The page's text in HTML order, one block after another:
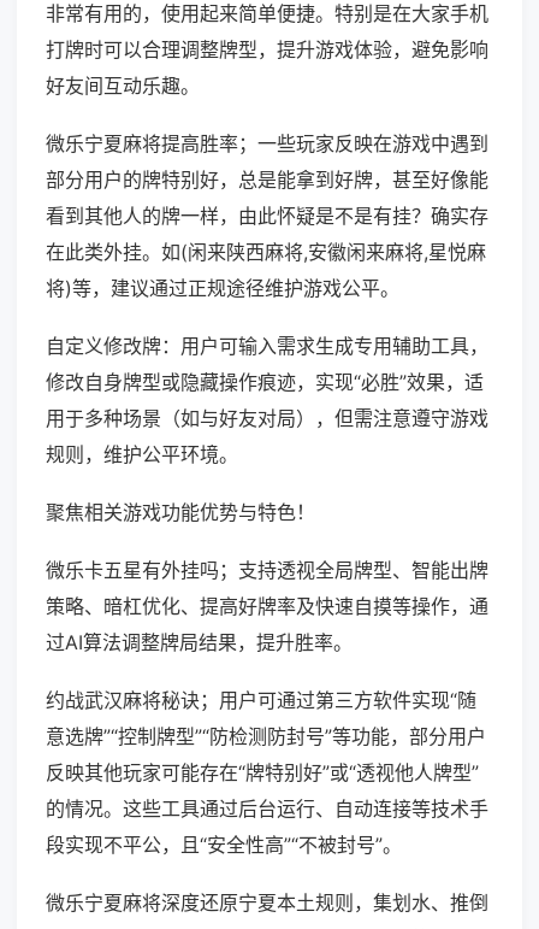
非常有用的，使用起来简单便捷。特别是在大家手机
打牌时可以合理调整牌型，提升游戏体验，避免影响
好友间互动乐趣。
微乐宁夏麻将提高胜率；一些玩家反映在游戏中遇到
部分用户的牌特别好，总是能拿到好牌，甚至好像能
看到其他人的牌一样，由此怀疑是不是有挂？确实存
在此类外挂。如(闲来陕西麻将,安徽闲来麻将,星悦麻
将)等，建议通过正规途径维护游戏公平。
自定义修改牌：用户可输入需求生成专用辅助工具，
修改自身牌型或隐藏操作痕迹，实现“必胜”效果，适
用于多种场景（如与好友对局），但需注意遵守游戏
规则，维护公平环境。
聚焦相关游戏功能优势与特色！
微乐卡五星有外挂吗；支持透视全局牌型、智能出牌
策略、暗杠优化、提高好牌率及快速自摸等操作，通
过AI算法调整牌局结果，提升胜率。
约战武汉麻将秘诀；用户可通过第三方软件实现“随
意选牌”“控制牌型”“防检测防封号”等功能，部分用户
反映其他玩家可能存在“牌特别好”或“透视他人牌型”
的情况。这些工具通过后台运行、自动连接等技术手
段实现不平公，且“安全性高”“不被封号”。
微乐宁夏麻将深度还原宁夏本土规则，集划水、推倒